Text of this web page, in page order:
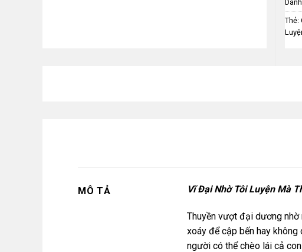
Thẻ:
MÔ TẢ Vĩ Đại Nhờ Tôi Luyện Mà
Thuyền vượt đại dương nhờ
xoáy để cập bến hay
người có thể chèo lái cả